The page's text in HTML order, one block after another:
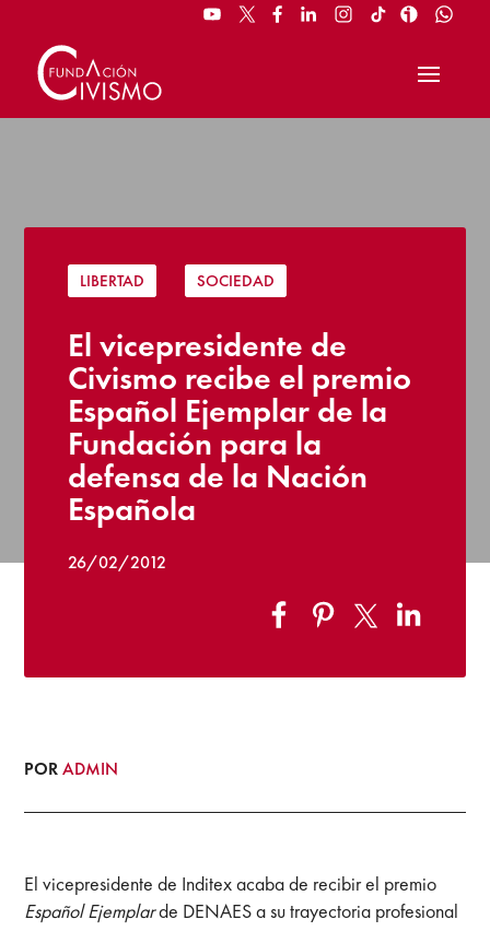
LIBERTAD SOCIEDAD
El vicepresidente de
Civismo recibe el premio
Español Ejemplar de la
Fundación para la
defensa de la Nación
Española
26/02/2012
PORADMIN
El vicepresidente de Inditex acaba de recibir el premio
Español Ejemplarde DENAES a su trayectoria profesional